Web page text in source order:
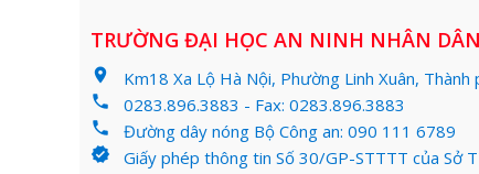
TRƯỜNG ĐẠI HỌC AN NINH NHÂN DÂN
location_on Km18 Xa Lộ Hà Nội, Phường Linh Xuân, Thành
phone 0283.896.3883 - Fax: 0283.896.3883
phone Đường dây nóng Bộ Công an: 090 111 6789
verified Giấy phép thông tin Số 30/GP-STTTT của Sở